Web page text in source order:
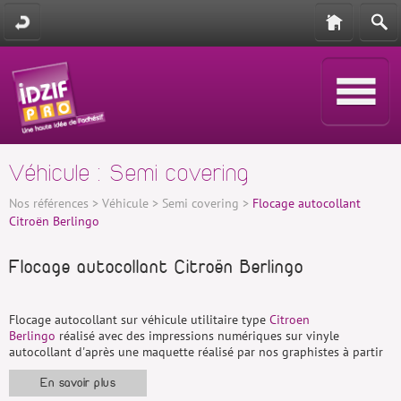
Véhicule : Semi covering
Nos références > Véhicule > Semi covering > Flocage autocollant
Citroën Berlingo
Flocage autocollant Citroën Berlingo
Flocage autocollant sur véhicule utilitaire type Citroen
Berlingo réalisé avec des impressions numériques sur vinyle
autocollant d'après une maquette réalisé par nos graphistes à partir
des photos hautes définitions fournies par le client La Brasserie
Como basée à la courneuve 93120 et t
En savoir plus